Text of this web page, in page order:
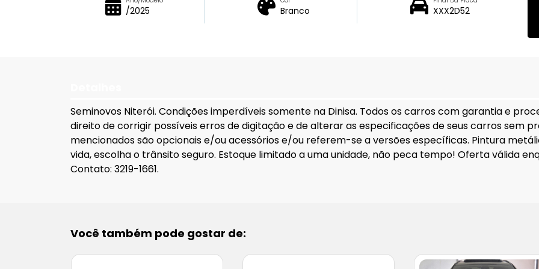
/2025 Branco XXX2D52
Seminovos Niterói. Condições imperdíveis somente na Dinisa. Todos os carros com garantia e
direito de corrigir possíveis erros de digitação e de alterar as especificações de seus carros sem
mencionados são opcionais e/ou acessórios e/ou referem-se a versões específicas. Pintura
vida, escolha o trânsito seguro. Estoque limitado a uma unidade, não peca tempo! Oferta válida
Contato: 3219-1661.
Você também pode gostar de: